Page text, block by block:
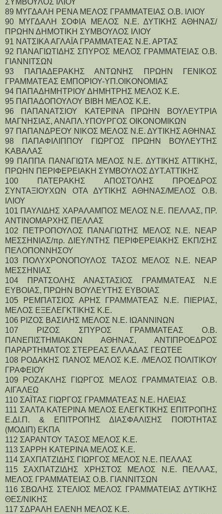
89 ΜΥΓΔΑΛΗ ΡΕΝΑ ΜΕΛΟΣ ΓΡΑΜΜΑΤΕΙΑΣ Ο.Β. ΙΛΙΟΥ
90 ΜΥΓΔΑΛΗ ΣΟΦΙΑ ΜΕΛΟΣ Ν.Ε. ΔΥΤΙΚΗΣ ΑΘΗΝΑΣ/
ΠΡΩΗΝ ΔΗΜΟΤΙΚΗ ΣΥΜΒΟΥΛΟΣ ΙΛΙΟΥ
91 ΝΑΤΣΙΚΑ ΑΓΛΑΪΑ ΓΡΑΜΜΑΤΕΑΣ Ν.Ε. ΑΡΤΑΣ
92 ΠΑΝΑΓΙΩΤΙΔΗΣ ΣΠΥΡΟΣ ΜΕΛΟΣ ΓΡΑΜΜΑΤΕΙΑΣ Ο.Β.
ΓΙΑΝΝΙΤΣΩΝ
93 ΠΑΠΑΔΕΡΑΚΗΣ ΑΝΤΩΝΗΣ ΠΡΩΗΝ ΓΕΝΙΚΟΣ
ΓΡΑΜΜΑΤΕΑΣ ΕΜΠΟΡΙΟΥ-ΥΠ.ΟΙΚΟΝΟΜΙΑΣ
94 ΠΑΠΑΔΗΜΗΤΡΙΟΥ ΔΗΜΗΤΡΗΣ ΜΕΛΟΣ Κ.Ε.
95 ΠΑΠΑΔΟΠΟΥΛΟΥ ΒΙΒΗ ΜΕΛΟΣ Κ.Ε.
96 ΠΑΠΑΝΑΤΣΙΟΥ ΚΑΤΕΡΙΝΑ ΠΡΩΗΝ ΒΟΥΛΕΥΤΡΙΑ
ΜΑΓΝΗΣΙΑΣ, ΑΝΑΠΛ.ΥΠΟΥΡΓΟΣ ΟΙΚΟΝΟΜΙΚΩΝ
97 ΠΑΠΑΝΔΡΕΟΥ ΝΙΚΟΣ ΜΕΛΟΣ Ν.Ε. ΔΥΤΙΚΗΣ ΑΘΗΝΑΣ
98 ΠΑΠΑΦΙΛΙΠΠΟΥ ΓΙΩΡΓΟΣ ΠΡΩΗΝ ΒΟΥΛΕΥΤΗΣ
ΚΑΒΑΛΑΣ
99 ΠΑΠΠΑ ΠΑΝΑΓΙΩΤΑ ΜΕΛΟΣ Ν.Ε. ΔΥΤΙΚΗΣ ΑΤΤΙΚΗΣ,
ΠΡΩΗΝ ΠΕΡΙΦΕΡΕΙΑΚΗ ΣΥΜΒΟΥΛΟΣ ΔΥΤ.ΑΤΤΙΚΗΣ
100 ΠΑΤΕΡΑΚΗΣ ΑΠΟΣΤΟΛΗΣ ΠΡΟΕΔΡΟΣ
ΣΥΝΤΑΞΙΟΥΧΩΝ ΟΤΑ ΔΥΤΙΚΗΣ ΑΘΗΝΑΣ/ΜΕΛΟΣ Ο.Β.
ΙΛΙΟΥ
101 ΠΑΥΛΙΔΗΣ ΧΑΡΑΛΑΜΠΟΣ ΜΕΛΟΣ Ν.Ε. ΠΕΛΛΑΣ, ΠΡ.
ΑΝΤΙΝΟΜΑΡΧΗΣ ΠΕΛΛΑΣ
102 ΠΕΤΡΟΠΟΥΛΟΣ ΠΑΝΑΓΙΩΤΗΣ ΜΕΛΟΣ Ν.Ε. ΝΕΑΡ
ΜΕΣΣΗΝΙΑΣ/πρ. ΔΙΕΥ/ΝΤΗΣ ΠΕΡΙΦΕΡΕΙΑΚΗΣ ΕΚΠ/ΣΗΣ
ΠΕΛΟΠΟΝΝΗΣΟΥ
103 ΠΟΛΥΧΡΟΝΟΠΟΥΛΟΣ ΤΑΣΟΣ ΜΕΛΟΣ Ν.Ε. ΝΕΑΡ
ΜΕΣΣΗΝΙΑΣ
104 ΠΡΑΤΣΟΛΗΣ ΑΝΑΣΤΑΣΙΟΣ ΓΡΑΜΜΑΤΕΑΣ Ν.Ε
ΕΥΒΟΙΑΣ, ΠΡΩΗΝ ΒΟΥΛΕΥΤΗΣ ΕΥΒΟΙΑΣ
105 ΡΕΜΠΑΤΣΙΟΣ ΑΡΗΣ ΓΡΑΜΜΑΤΕΑΣ Ν.Ε. ΠΙΕΡΙΑΣ,
ΜΕΛΟΣ ΕΞΕΛΕΓΚΤΙΚΗΣ Κ.Ε.
106 ΡΙΖΟΣ ΒΑΣΙΛΗΣ ΜΕΛΟΣ Ν.Ε. ΙΩΑΝΝΙΝΩΝ
107 ΡΙΖΟΣ ΣΠΥΡΟΣ ΓΡΑΜΜΑΤΕΑΣ Ο.Β.
ΠΑΝΕΠΙΣΤΗΜΙΑΚΩΝ ΑΘΗΝΑΣ, ΑΝΤΙΠΡΟΕΔΡΟΣ
ΠΑΡΑΡΤΗΜΑΤΟΣ ΣΤΕΡΕΑΣ ΕΛΛΑΔΑΣ ΓΕΩΤΕΕ
108 ΡΟΔΑΚΗΣ ΠΑΝΟΣ ΜΕΛΟΣ Κ.Ε. /ΜΕΛΟΣ ΠΟΛΙΤΙΚΟΥ
ΓΡΑΦΕΙΟΥ
109 ΡΟΖΑΚΛΗΣ ΓΙΩΡΓΟΣ ΜΕΛΟΣ ΓΡΑΜΜΑΤΕΙΑΣ Ο.Β.
ΑΙΓΑΛΕΩ
110 ΣΑΪΤΑΣ ΓΙΩΡΓΟΣ ΓΡΑΜΜΑΤΕΑΣ Ν.Ε. ΗΛΕΙΑΣ
111 ΣΑΛΤΑ ΚΑΤΕΡΙΝΑ ΜΕΛΟΣ ΕΛΕΓΚΤΙΚΗΣ ΕΠΙΤΡΟΠΗΣ
Ε.ΔΙ.Π. & ΕΠΙΤΡΟΠΗΣ ΔΙΑΣΦΑΛΙΣΗΣ ΠΟΙΌΤΗΤΑΣ
(ΜΟΔΙΠ) ΕΚΠΑ
112 ΣΑΡΑΝΤΟΥ ΤΑΣΟΣ ΜΕΛΟΣ Κ.Ε.
113 ΣΑΡΡΗ ΚΑΤΕΡΙΝΑ ΜΕΛΟΣ Κ.Ε.
114 ΣΑΧΠΑΤΖΙΔΗΣ ΓΙΩΡΓΟΣ ΜΕΛΟΣ Ν.Ε. ΠΕΛΛΑΣ
115 ΣΑΧΠΑΤΖΙΔΗΣ ΧΡΗΣΤΟΣ ΜΕΛΟΣ Ν.Ε. ΠΕΛΛΑΣ,
ΜΕΛΟΣ ΓΡΑΜΜΑΤΕΙΑΣ Ο.Β. ΓΙΑΝΝΙΤΣΩΝ
116 ΣΒΩΛΗΣ ΣΤΕΛΙΟΣ ΜΕΛΟΣ ΓΡΑΜΜΑΤΕΙΑΣ ΔΥΤΙΚΗΣ
ΘΕΣ/ΝΙΚΗΣ
117 ΣΔΡΑΛΗ ΕΛΕΝΗ ΜΕΛΟΣ Κ.Ε.